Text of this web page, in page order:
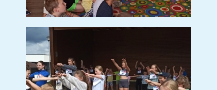
Polévky
Obědy
Akce a fotogalerie školní družiny
Platba za ŠD
Přihlašování do ŠD
Kontakt